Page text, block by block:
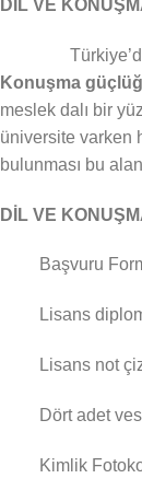
DİL VE
Türkiye’de
Konuşma
meslek dalı bir
üniversite varken
bulunması bu
DİL VE
Başvuru Formu
Lisans
Lisans not
Dört adet
Kimlik